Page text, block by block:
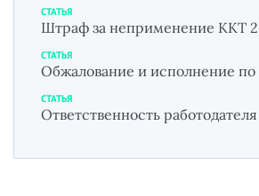
СТАТЬЯ
Штраф за неприменение ККТ
СТАТЬЯ
Обжалование и исполнение
СТАТЬЯ
Ответственность работодателя